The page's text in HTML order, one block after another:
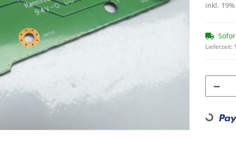
inkl.
Lieferzeit:
Loading...